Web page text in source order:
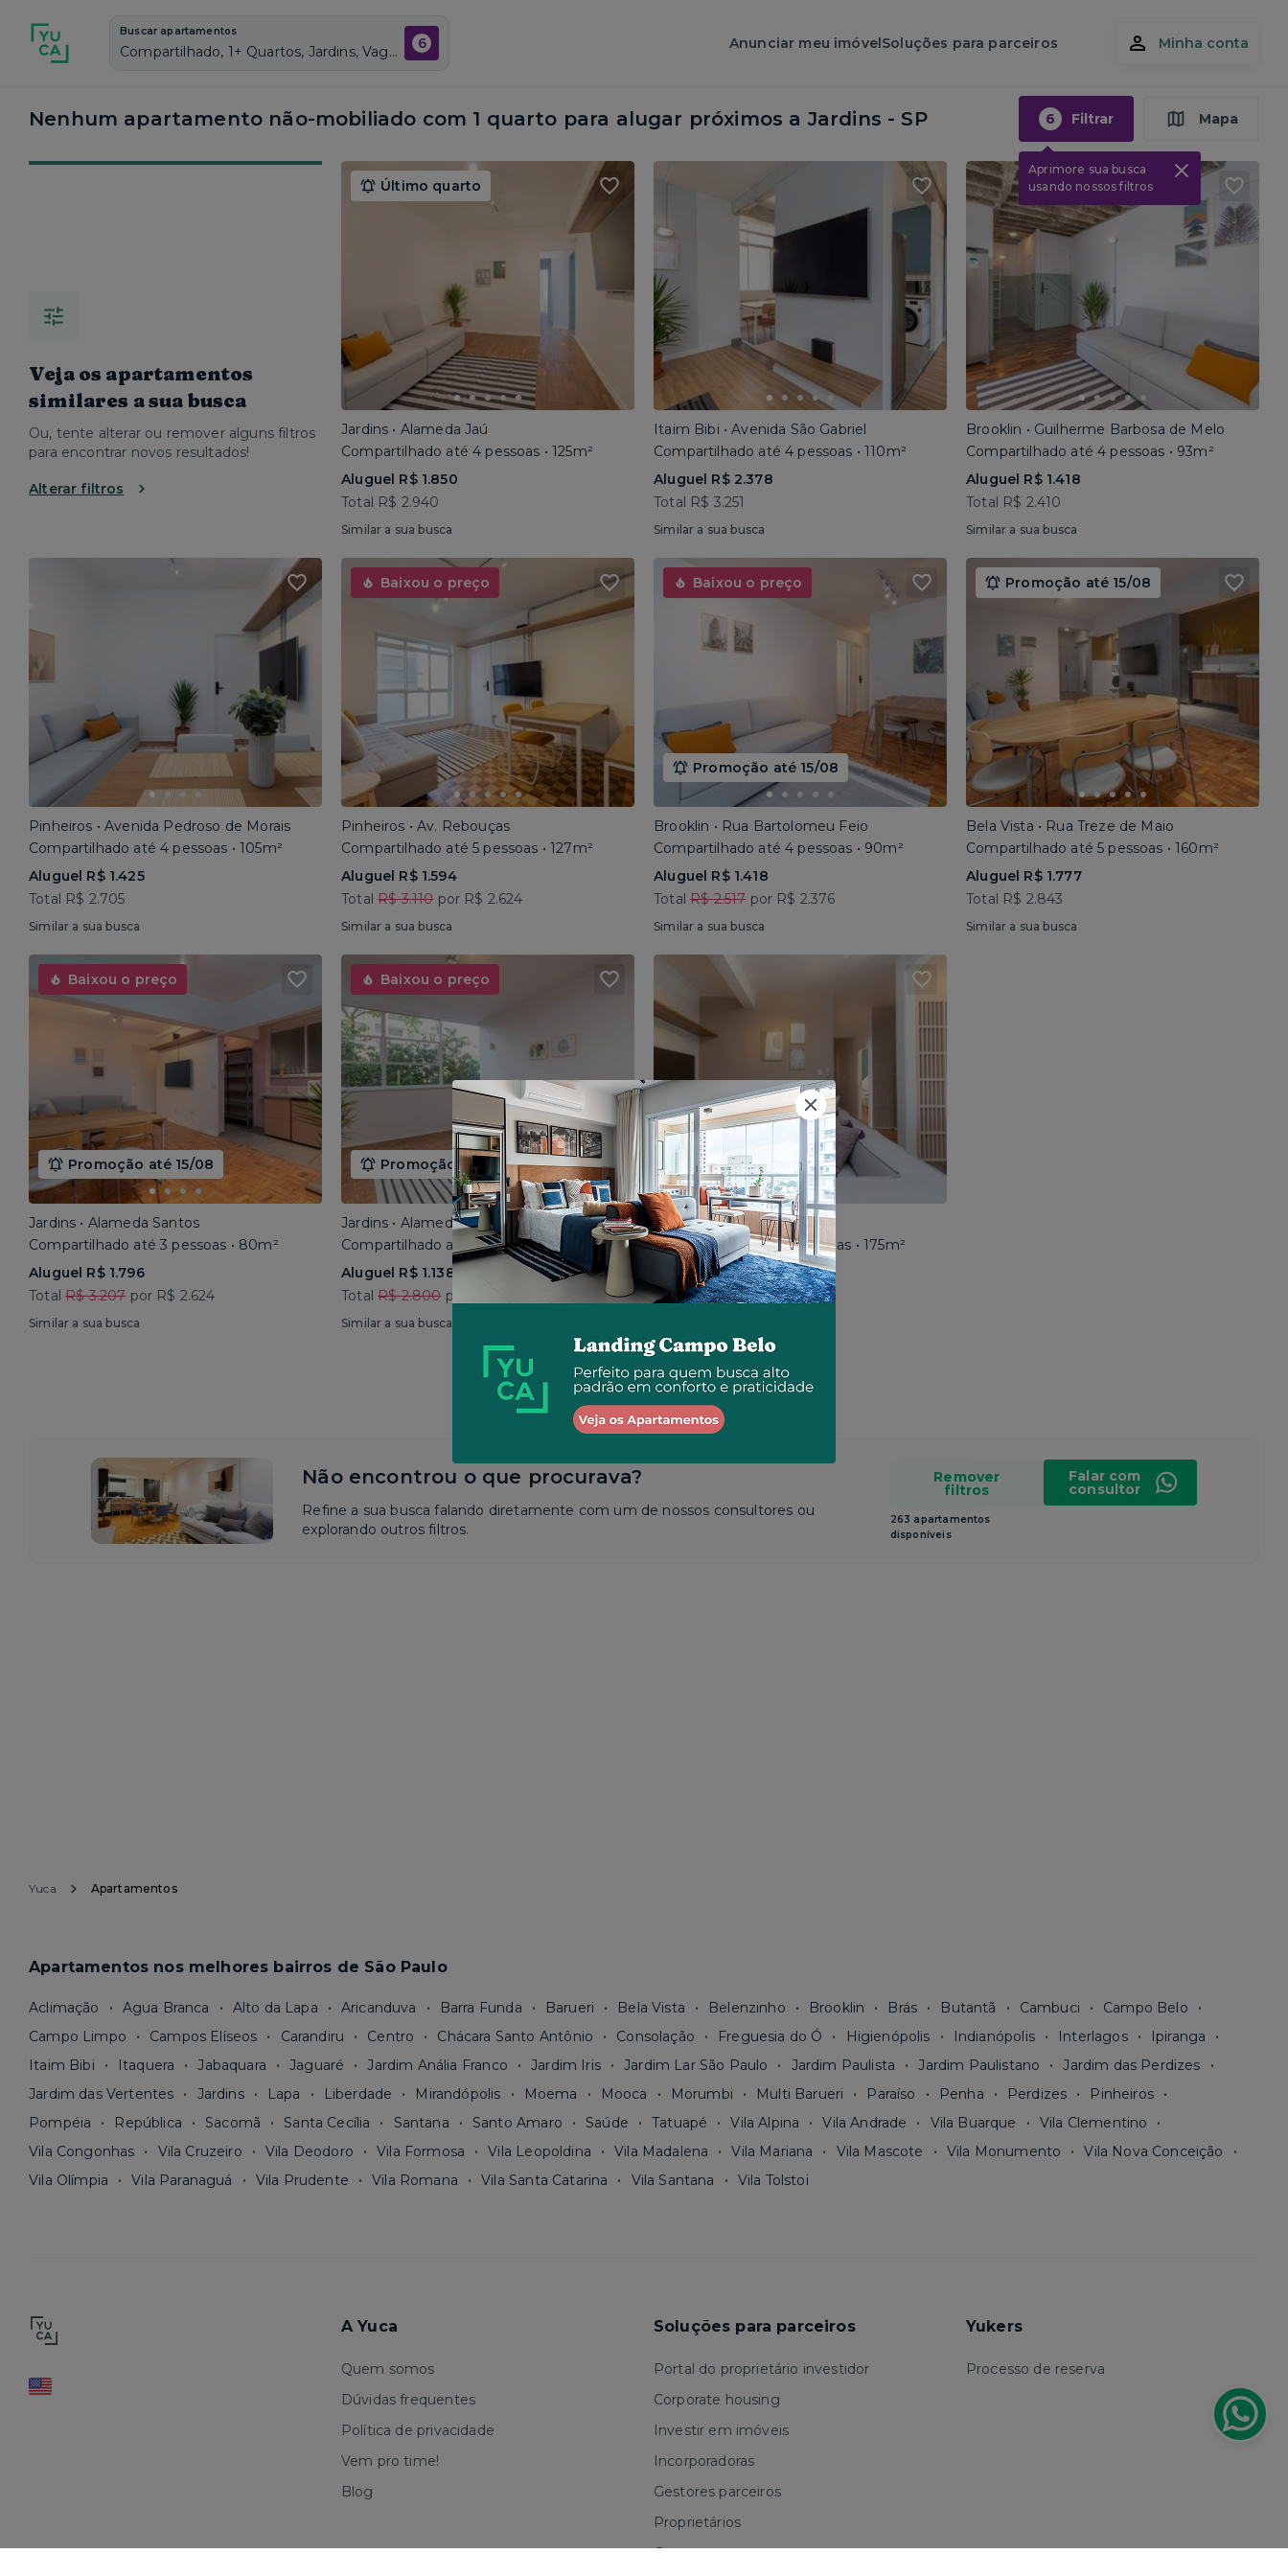
Buscar apartamentos
Compartilhado, 1+ Quartos, Jardins, Vagas de garagem: Sim, Não mobiliado, Piscina 6 Anunciar meu imóvelSoluções para parceiros Minha conta
Nenhum apartamento não-mobiliado com 1 quarto para alugar próximos a Jardins - SP 6 Filtrar
Aprimore sua busca
usando nossos filtros
Mapa
Veja os apartamentos
similares a sua busca
Ou, tente alterar ou remover alguns filtros
para encontrar novos resultados!
Alterar filtros
Último quarto
Jardins • Alameda Jaú
Compartilhado até 4 pessoas • 125m²
Aluguel R$ 1.850
Total R$ 2.940
Similar a sua busca
Itaim Bibi • Avenida São Gabriel
Compartilhado até 4 pessoas • 110m²
Aluguel R$ 2.378
Total R$ 3.251
Similar a sua busca
Brooklin • Guilherme Barbosa de Melo
Compartilhado até 4 pessoas • 93m²
Aluguel R$ 1.418
Total R$ 2.410
Similar a sua busca
Pinheiros • Avenida Pedroso de Morais
Compartilhado até 4 pessoas • 105m²
Aluguel R$ 1.425
Total R$ 2.705
Similar a sua busca
Baixou o preço
Pinheiros • Av. Rebouças
Compartilhado até 5 pessoas • 127m²
Aluguel R$ 1.594
TotalR$ 3.110por R$ 2.624
Similar a sua busca
Baixou o preço
Promoção até 15/08
Brooklin • Rua Bartolomeu Feio
Compartilhado até 4 pessoas • 90m²
Aluguel R$ 1.418
TotalR$ 2.517por R$ 2.376
Similar a sua busca
Promoção até 15/08
Bela Vista • Rua Treze de Maio
Compartilhado até 5 pessoas • 160m²
Aluguel R$ 1.777
Total R$ 2.843
Similar a sua busca
Baixou o preço
Promoção até 15/08
Jardins • Alameda Santos
Compartilhado até 3 pessoas • 80m²
Aluguel R$ 1.796
TotalR$ 3.207por R$ 2.624
Similar a sua busca
Baixou o preço
Promoção até 15/08
Jardins • Alameda Gabriel Monteiro da Silva
Compartilhado até 6 pessoas • 190m²
Aluguel R$ 1.138
TotalR$ 2.800por R$ 2.400
Similar a sua busca
Jardins • Alameda Santos
Compartilhado até 6 pessoas • 175m²
Aluguel R$ 1.447
Total R$ 2.550
Não encontrou o que procurava?
Refine a sua busca falando diretamente com um de nossos consultores ou
explorando outros filtros.
Remover
filtros
263 apartamentos
disponíveis
Falar com
consultor
Yuca Apartamentos
Apartamentos nos melhores bairros de São Paulo
Aclimação Agua Branca Alto da Lapa Aricanduva Barra Funda Barueri Bela Vista Belenzinho Brooklin Brás Butantã Cambuci
Campo Belo
Campo Limpo
Campos Elíseos Carandiru Centro Chácara Santo Antônio Consolação Freguesia do Ó Higienópolis Indianópolis Interlagos
Ipiranga
Itaim Bibi
Itaquera Jabaquara Jaguaré Jardim Anália Franco Jardim Iris Jardim Lar São Paulo Jardim Paulista Jardim Paulistano
Jardim das Perdizes
Jardim das Vertentes
Jardins Lapa Liberdade Mirandópolis Moema Mooca Morumbi Multi Barueri Paraíso Penha Perdizes
Pinheiros
Pompéia
República Sacomã Santa Cecília Santana Santo Amaro Saúde Tatuapé Vila Alpina Vila Andrade Vila Buarque
Vila Clementino
Vila Congonhas
Vila Cruzeiro Vila Deodoro Vila Formosa Vila Leopoldina Vila Madalena Vila Mariana Vila Mascote Vila Monumento
Vila Nova Conceição
Vila Olímpia
Vila Paranaguá Vila Prudente Vila Romana Vila Santa Catarina Vila Santana Vila Tolstoi
A Yuca
Quem somos
Dúvidas frequentes
Política de privacidade
Vem pro time!
Blog
Soluções para parceiros
Portal do proprietário investidor
Corporate housing
Investir em imóveis
Incorporadoras
Gestores parceiros
Proprietários
Corretores
Yukers
Processo de reserva